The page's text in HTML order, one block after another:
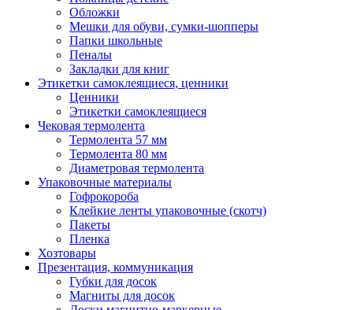
Обложки
Мешки для обуви, сумки-шопперы
Папки школьные
Пеналы
Закладки для книг
Этикетки самоклеящиеся, ценники
Ценники
Этикетки самоклеящиеся
Чековая термолента
Термолента 57 мм
Термолента 80 мм
Диаметровая термолента
Упаковочные материалы
Гофрокороба
Клейкие ленты упаковочные (скотч)
Пакеты
Пленка
Хозтовары
Презентация, коммуникация
Губки для досок
Магниты для досок